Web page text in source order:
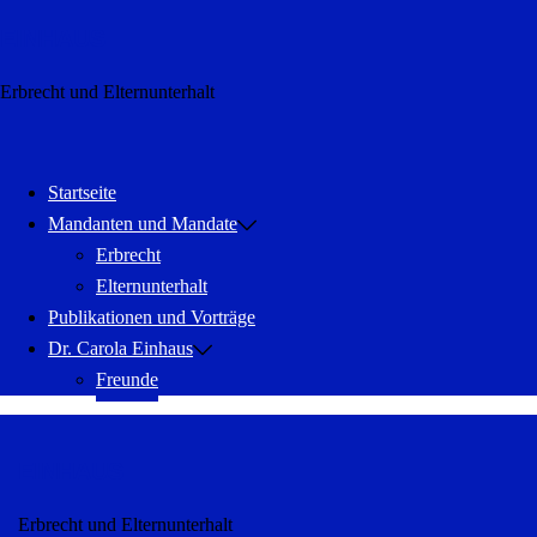
Erbrecht und Elternunterhalt
Startseite
Mandanten und Mandate
Erbrecht
Elternunterhalt
Publikationen und Vorträge
Dr. Carola Einhaus
Freunde
Erbrecht und Elternunterhalt